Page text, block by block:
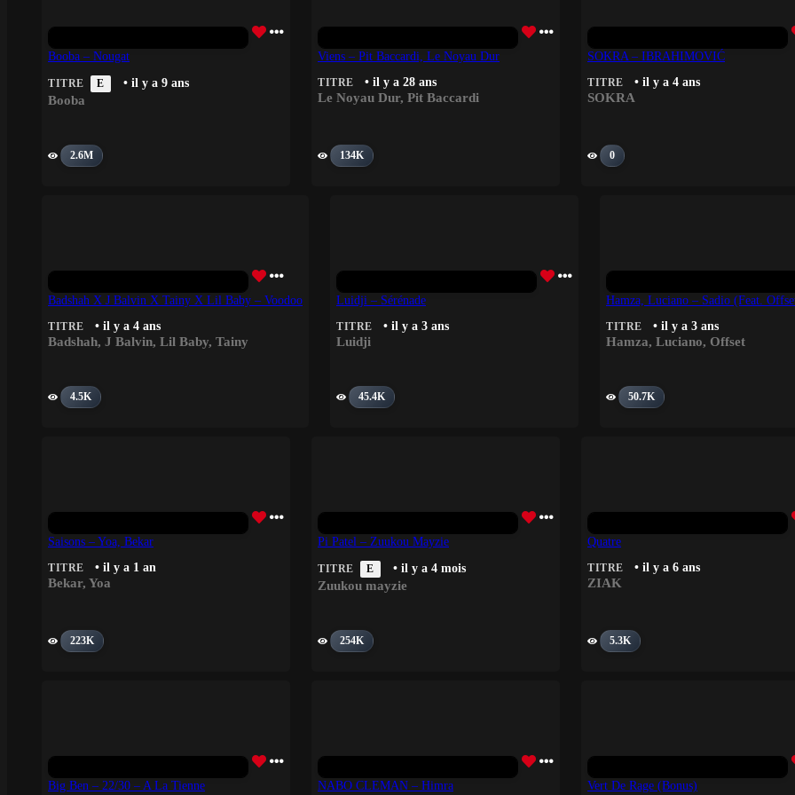
Booba – Nougat
TITRE E • il y a 9 ans
Booba
2.6M
Viens – Pit Baccardi, Le Noyau Dur
TITRE • il y a 28 ans
Le Noyau Dur, Pit Baccardi
134K
SOKRA – IBRAHIMOVIĆ
TITRE • il y a 4 ans
SOKRA
0
Badshah X J Balvin X Tainy X Lil Baby – Voodoo
TITRE • il y a 4 ans
Badshah, J Balvin, Lil Baby, Tainy
4.5K
Luidji – Sérénade
TITRE • il y a 3 ans
Luidji
45.4K
Hamza, Luciano – Sadio (feat.
TITRE • il y a 3 ans
Hamza, Luciano, Offset
50.7K
Saisons – Yoa, Bekar
TITRE • il y a 1 an
Bekar, Yoa
223K
Pi Patel – Zuukou Mayzie
TITRE E • il y a 4 mois
Zuukou mayzie
254K
Quatre
TITRE • il y a 6 ans
ZIAK
5.3K
Big Ben – 22/30 – A La Tienne NABO CLEMAN – Himra Vert De Rage (Bonus)